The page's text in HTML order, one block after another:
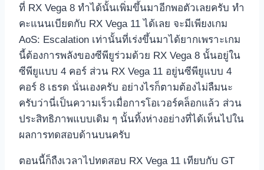
ที่ RX Vega 8 ทำได้นั้นเพิ่มขึ้นมาอีกพอตัวเลยครับ ทำ
คะแนนเบียดกับ RX Vega 11 ได้เลย จะมีเพียงเกม
AoS: Escalation เท่านั้นที่เร่งขึ้นมาได้ยากเพราะเกม
นี้ต้องการพลังของซีพียูร่วมด้วย RX Vega 8 นั้นอยู่ใน
ซีพียูแบบ 4 คอร์ ส่วน RX Vega 11 อยู่นซีพียูแบบ 4
คอร์ 8 เธรด นั่นเองครับ อย่างไรก็ตามต้องไม่ลืมนะ
ครับว่านี่เป็นความเร็วเมื่อการโอเวอร์คล็อกแล้ว ส่วน
ประสิทธิภาพแบบเดิม ๆ นั้นทิ้งห่างอย่างที่ได้เห็นไปใน
ผลการทดสอบด้านบนครับ
ตอนนี้ก็ถืงเวลาไปทดสอบ RX Vega 11 เทียบกับ GT